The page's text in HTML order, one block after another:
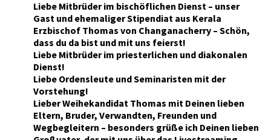
Liebe Mitbrüder im bischöflichen Dienst – unser
Gast und ehemaliger Stipendiat aus Kerala
Erzbischof Thomas von Changanacherry – Schön,
dass du da bist und mit uns feierst!
Liebe Mitbrüder im priesterlichen und diakonalen
Dienst!
Liebe Ordensleute und Seminaristen mit der
Vorstehung!
Lieber Weihekandidat Thomas mit Deinen lieben
Eltern, Bruder, Verwandten, Freunden und
Wegbegleitern – besonders grüße ich Deinen lieben